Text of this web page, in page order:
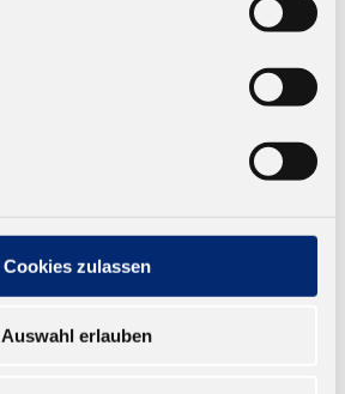
Cookies zulassen
Auswahl erlauben